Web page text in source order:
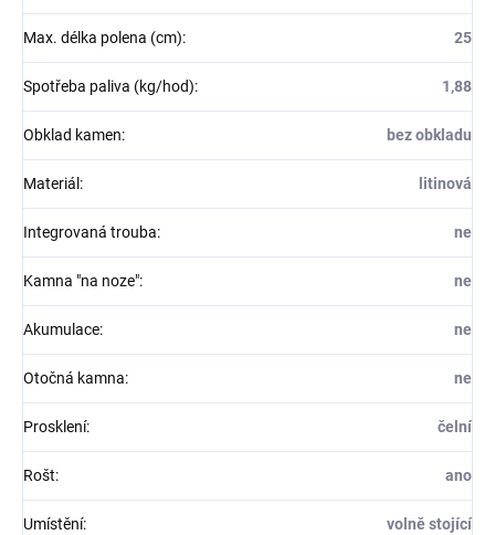
Max. délka polena (cm): 25
Spotřeba paliva (kg/hod): 1,88
Obklad kamen: bez obkladu
Materiál : litinová
Integrovaná trouba: ne
Kamna "na noze": ne
Akumulace: ne
Otočná kamna: ne
Prosklení: čelní
Rošt: ano
Umístění: volně stojící